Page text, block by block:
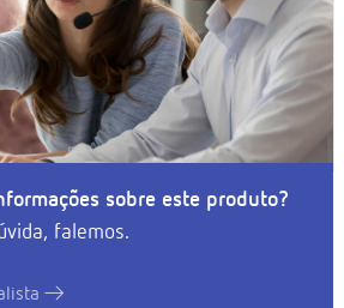
sobre este produto?
falemos.